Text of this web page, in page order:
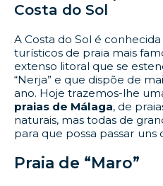
Costa do Sol
A Costa do Sol é
turísticos de praia mais
extenso litoral que se
“Nerja” e que dispõe de
ano. Hoje trazemos-lhe
praias de Málaga, de
naturais, mas todas de
para que possa passar uns
Praia de “Maro”